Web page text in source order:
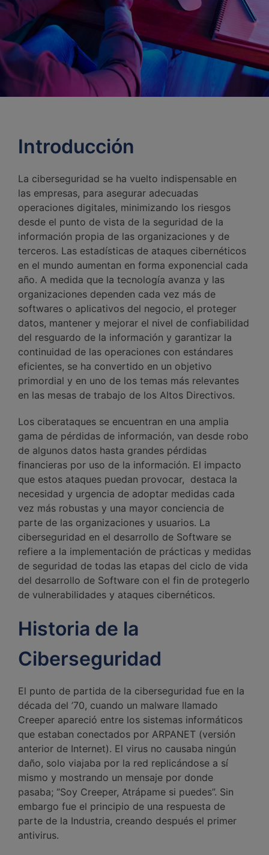
Introducción
La ciberseguridad se ha vuelto indispensable en
las empresas, para asegurar adecuadas
operaciones digitales, minimizando los riesgos
desde el punto de vista de la seguridad de la
información propia de las organizaciones y de
terceros. Las estadísticas de ataques cibernéticos
en el mundo aumentan en forma exponencial cada
año. A medida que la tecnología avanza y las
organizaciones dependen cada vez más de
softwares o aplicativos del negocio, el proteger
datos, mantener y mejorar el nivel de confiabilidad
del resguardo de la información y garantizar la
continuidad de las operaciones con estándares
eficientes, se ha convertido en un objetivo
primordial y en uno de los temas más relevantes
en las mesas de trabajo de los Altos Directivos.
Los ciberataques se encuentran en una amplia
gama de pérdidas de información, van desde robo
de algunos datos hasta grandes pérdidas
financieras por uso de la información. El impacto
que estos ataques puedan provocar, destaca la
necesidad y urgencia de adoptar medidas cada
vez más robustas y una mayor conciencia de
parte de las organizaciones y usuarios. La
ciberseguridad en el desarrollo de Software se
refiere a la implementación de prácticas y medidas
de seguridad de todas las etapas del ciclo de vida
del desarrollo de Software con el fin de protegerlo
de vulnerabilidades y ataques cibernéticos.
Historia de la
Ciberseguridad
El punto de partida de la ciberseguridad fue en la
década del ’70, cuando un malware llamado
Creeper apareció entre los sistemas informáticos
que estaban conectados por ARPANET (versión
anterior de Internet). El virus no causaba ningún
daño, solo viajaba por la red replicándose a sí
mismo y mostrando un mensaje por donde
pasaba; “Soy Creeper, Atrápame si puedes”. Sin
embargo fue el principio de una respuesta de
parte de la Industria, creando después el primer
antivirus.